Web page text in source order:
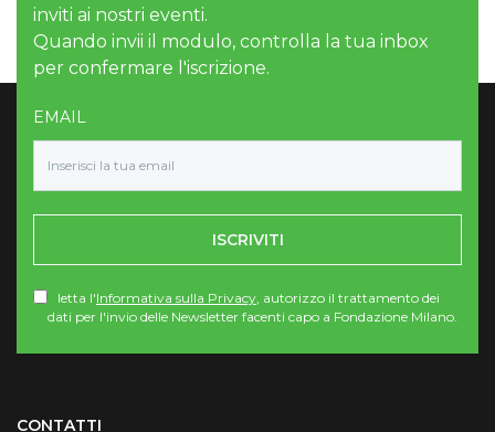
inviti ai nostri eventi.
Quando invii il modulo, controlla la tua inbox
per confermare l'iscrizione.
EMAIL
ISCRIVITI
letta l'Informativa sulla Privacy , autorizzo il trattamento dei
dati per l'invio delle Newsletter facenti capo a Fondazione Milano.
CONTATTI